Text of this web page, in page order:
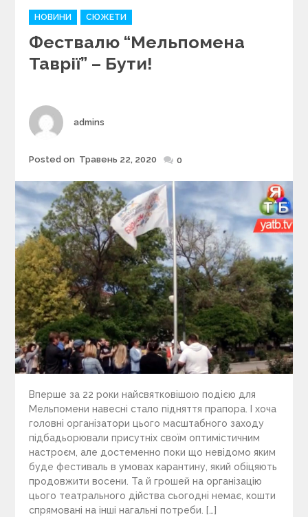
C
a
t
e
g
i
e
НОВИНИ СЮЖЕТИ
Фествалю “Мельпомена
Таврії” – Бути!
Author
admins
Posted
Posted on Травень 22, 2020 0
Вперше за 22 роки найсвятковішою подією для
Мельпомени навесні стало підняття прапора. І хоча
головні організатори цього масштабного заходу
підбадьорювали присутніх своїм оптимістичним
настроєм, але достеменно поки що невідомо яким
буде фестиваль в умовах карантину, який обіцяють
продовжити восени. Та й грошей на організацію
цього театрального дійства сьогодні немає, кошти
спрямовані на інші нагальні потреби. […]